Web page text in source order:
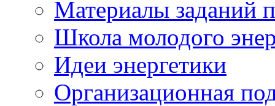
Материалы заданий
Школа молодого
Идеи энергетики
Организационная